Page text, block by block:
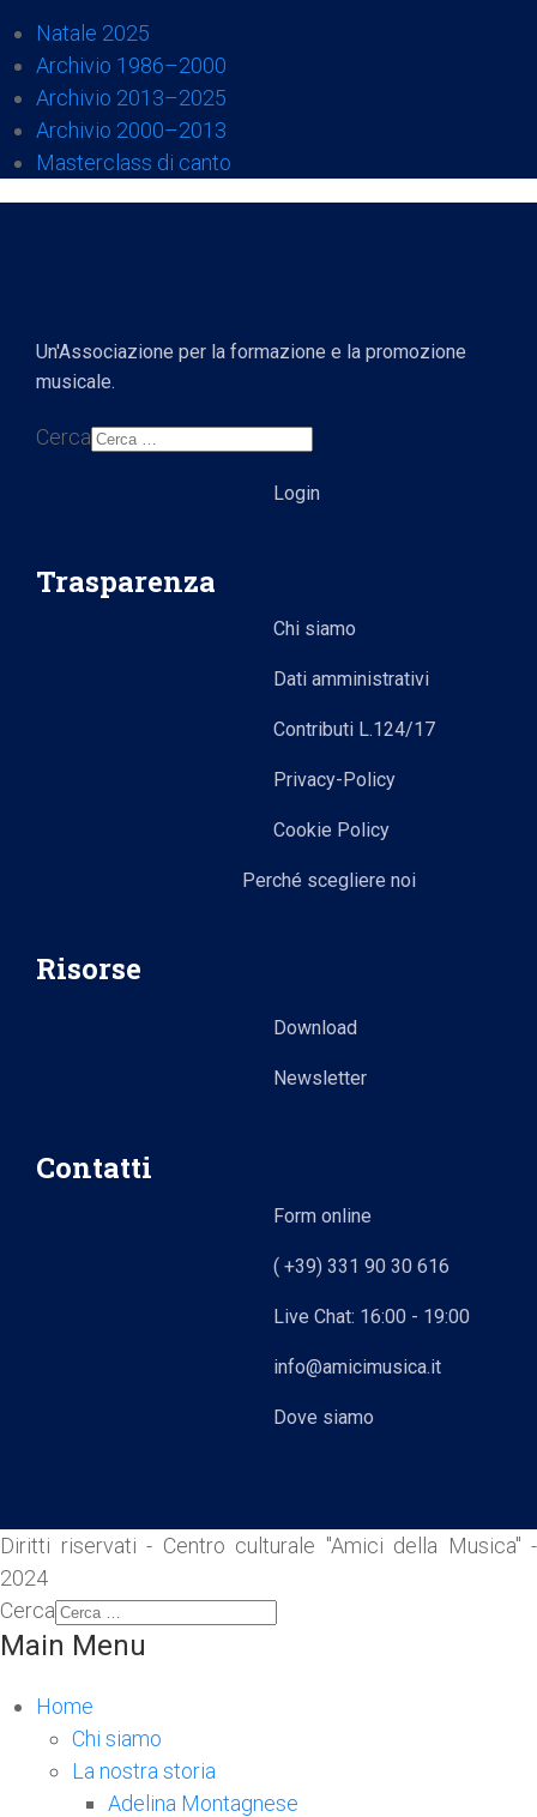
Natale 2025
Archivio 1986–2000
Archivio 2013–2025
Archivio 2000–2013
Masterclass di canto
Un'Associazione per la formazione e la promozione
musicale.
Cerca
Login
Trasparenza
Chi siamo
Dati amministrativi
Contributi L.124/17
Privacy-Policy
Cookie Policy
Perché scegliere noi
Risorse
Download
Newsletter
Contatti
Form online
( +39) 331 90 30 616
Live Chat: 16:00 - 19:00
info@amicimusica.it
Dove siamo
Diritti riservati - Centro culturale "Amici della Musica" -
2024
Cerca
Main Menu
Home
Chi siamo
La nostra storia
Adelina Montagnese